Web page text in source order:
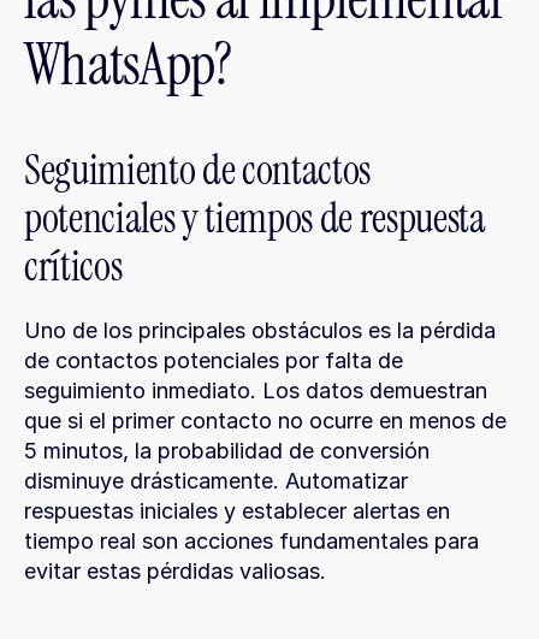
WhatsApp?
Seguimiento de contactos
potenciales y tiempos de respuesta
críticos
Uno de los principales obstáculos es la pérdida
de contactos potenciales por falta de
seguimiento inmediato. Los datos demuestran
que si el primer contacto no ocurre en menos de
5 minutos, la probabilidad de conversión
disminuye drásticamente. Automatizar
respuestas iniciales y establecer alertas en
tiempo real son acciones fundamentales para
evitar estas pérdidas valiosas.